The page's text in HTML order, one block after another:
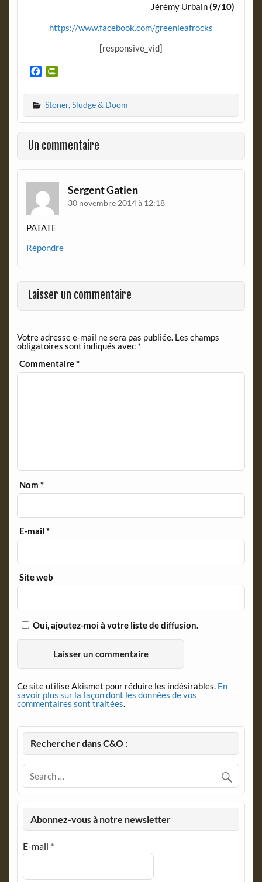
Jérémy Urbain(9/10)
https://www.facebook.com/greenleafrocks
[responsive_vid]
c
e
b
o
o
k
i
n
t
F
r
i
Stoner, Sludge & Doom
Un commentaire
Sergent Gatien
30 novembre 2014 à 12:18
PATATE
Répondre
Laisser un commentaire
Votre adresse e-mail ne sera pas publiée. Les champs
obligatoires sont indiqués avec *
Commentaire*
Nom*
E-mail*
Site web
Oui, ajoutez-moi à votre liste de diffusion.
Ce site utilise Akismet pour réduire les indésirables. En
savoir plus sur la façon dont les données de vos
commentaires sont traitées.
Rechercher dans C&O :
Abonnez-vous à notre newsletter
E-mail *